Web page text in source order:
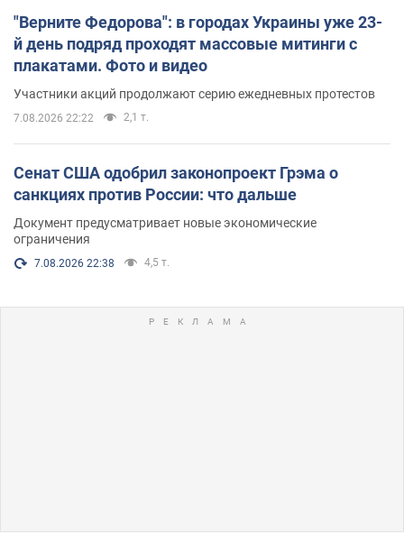
"Верните Федорова": в городах Украины уже 23-
й день подряд проходят массовые митинги с
плакатами. Фото и видео
Участники акций продолжают серию ежедневных протестов
7.08.2026 22:22 2,1 т.
Сенат США одобрил законопроект Грэма о
санкциях против России: что дальше
Документ предусматривает новые экономические
ограничения
7.08.2026 22:38 4,5 т.